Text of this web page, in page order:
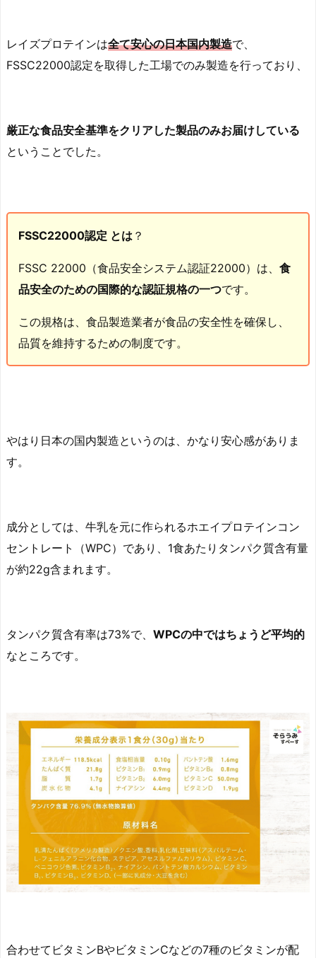
レイズプロテインは全て安心の日本国内製造で、
FSSC22000認定を取得した工場でのみ製造を行っており、
厳正な食品安全基準をクリアした製品のみお届けしている
ということでした。
FSSC22000認定 とは ？
FSSC 22000（食品安全システム認証22000）は、 食
品安全のための国際的な認証規格の一つです。
この規格は、食品製造業者が食品の安全性を確保し、
品質を維持するための制度です。
やはり日本の国内製造というのは、かなり安心感がありま
す。
成分としては、牛乳を元に作られるホエイプロテインコン
セントレート（WPC）であり、1食あたりタンパク質含有量
が約22g含まれます。
タンパク質含有率は73%で、 WPCの中ではちょうど平均的
なところです。
合わせてビタミンBやビタミンCなどの7種のビタミンが配